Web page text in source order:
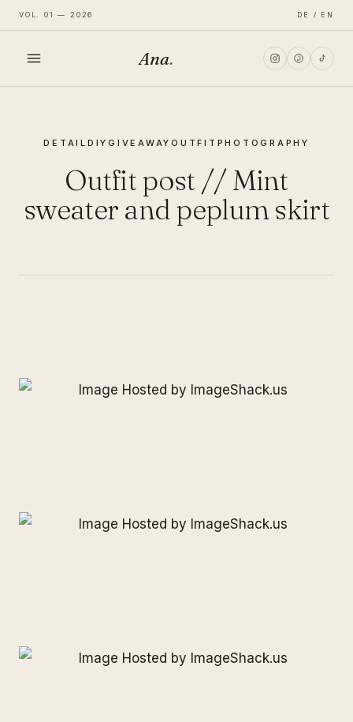
VOL. 01 — 2026 DE / EN
Ana.
DETAIL DIY GIVEAWAY OUTFIT PHOTOGRAPHY
Outfit post // Mint
sweater and peplum skirt